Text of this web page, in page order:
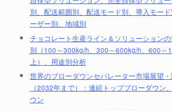
別、配送範囲別、配送モード別、導入モー
ーザー別、地域別
チョコレート生産ライン＆ソリューション
別（100～300kg/h、300～600kg/h、600～
上）、用途別分析
世界のブローダウンセパレーター市場展望
（2032年まで）：連続トップブローダウン
ウン